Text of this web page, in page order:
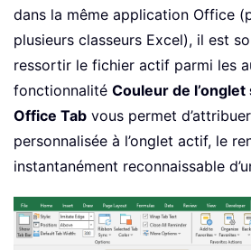
dans la même application Office
plusieurs classeurs Excel), il est
ressortir le fichier actif parmi les
fonctionnalité Couleur de
Office Tab vous permet
personnalisée à l’onglet actif, le
instantanément reconnaissable